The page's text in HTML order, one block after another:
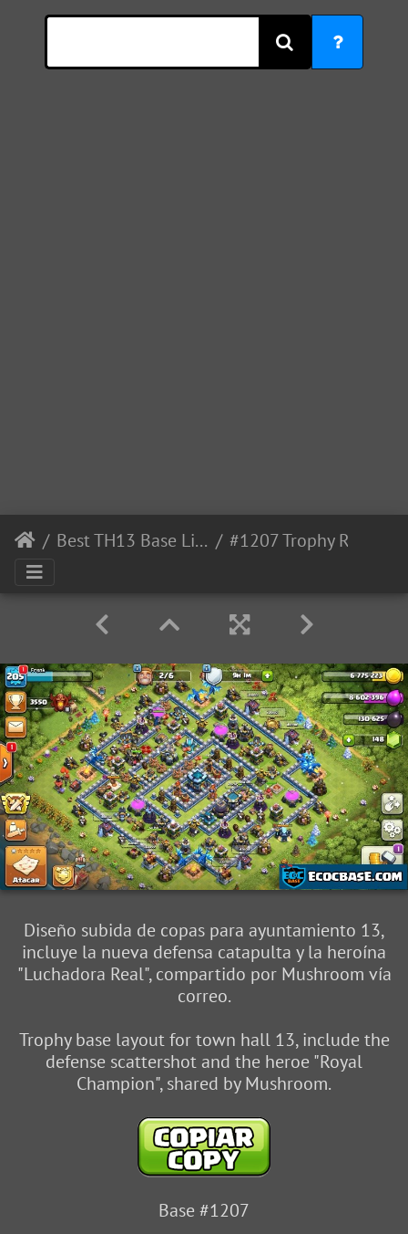
Best TH13 Base Links
Diseño subida de copas para ayuntamiento 13,
incluye la nueva defensa catapulta y la heroína
"Luchadora Real", compartido por Mushroom vía
correo.
Trophy base layout for town hall 13, include the
defense scattershot and the heroe "Royal
Champion", shared by Mushroom.
Base #1207